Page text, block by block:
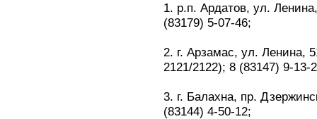
1. р.п. Ардатов, ул.
(83179) 5-07-46;
2. г. Арзамас, ул. Ленина,
2121/2122); 8 (83147) 9-13-
3. г. Балахна, пр.
(83144) 4-50-12;